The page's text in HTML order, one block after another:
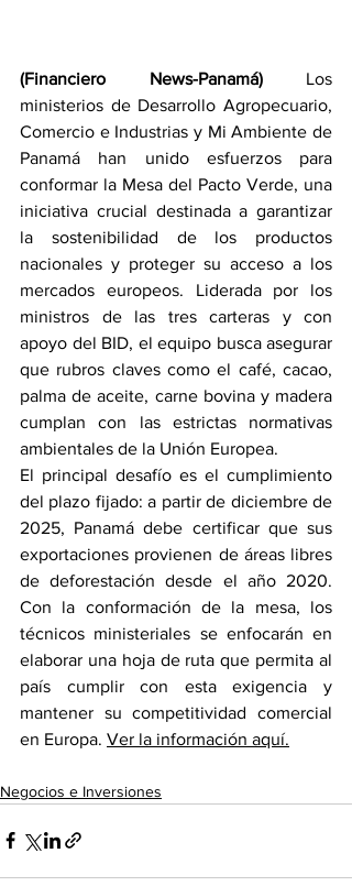
(Financiero News-Panamá) Los
ministerios de Desarrollo Agropecuario,
Comercio e Industrias y Mi Ambiente de
Panamá han unido esfuerzos para
conformar la Mesa del Pacto Verde, una
iniciativa crucial destinada a garantizar
la sostenibilidad de los productos
nacionales y proteger su acceso a los
mercados europeos. Liderada por los
ministros de las tres carteras y con
apoyo del BID, el equipo busca asegurar
que rubros claves como el café, cacao,
palma de aceite, carne bovina y madera
cumplan con las estrictas normativas
ambientales de la Unión Europea.
El principal desafío es el cumplimiento
del plazo fijado: a partir de diciembre de
2025, Panamá debe certificar que sus
exportaciones provienen de áreas libres
de deforestación desde el año 2020.
Con la conformación de la mesa, los
técnicos ministeriales se enfocarán en
elaborar una hoja de ruta que permita al
país cumplir con esta exigencia y
mantener su competitividad comercial
en Europa. Ver la información aquí.
Negocios e Inversiones